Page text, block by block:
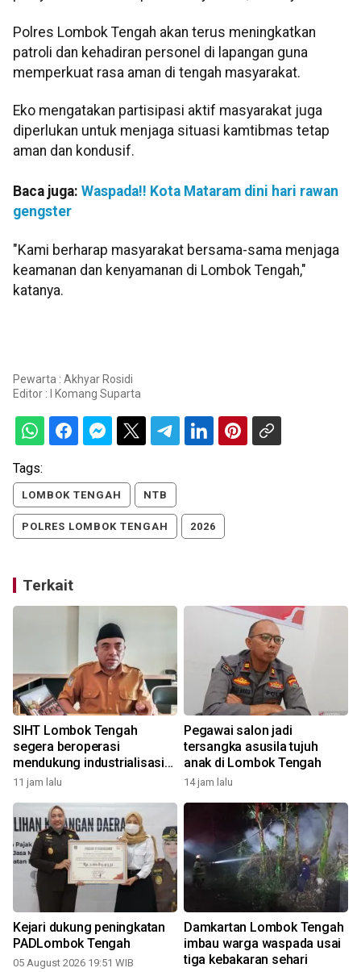
Polres Lombok Tengah akan terus meningkatkan
patroli dan kehadiran personel di lapangan guna
memperkuat rasa aman di tengah masyarakat.
Eko mengatakan partisipasi aktif masyarakat juga
diperlukan untuk menjaga situasi kamtibmas tetap
aman dan kondusif.
Baca juga: Waspada!! Kota Mataram dini hari rawan
gengster
"Kami berharap masyarakat bersama-sama menjaga
keamanan dan kenyamanan di Lombok Tengah,"
katanya.
Pewarta : Akhyar Rosidi
Editor :
I Komang Suparta
Tags:
LOMBOK TENGAH NTB
POLRES LOMBOK TENGAH 2026
Terkait
SIHT Lombok Tengah
segera beroperasi
mendukung industrialisasi
tembakau
11 jam lalu
Pegawai salon jadi
tersangka asusila tujuh
anak di Lombok Tengah
14 jam lalu
Kejari dukung peningkatan
PADLombok Tengah
05 August 2026 19:51 WIB
Damkartan Lombok Tengah
imbau warga waspada usai
tiga kebakaran sehari